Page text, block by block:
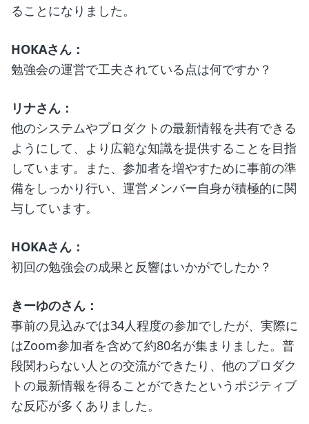
ることになりました。
HOKAさん：
勉強会の運営で工夫されている点は何ですか？
リナさん：
他のシステムやプロダクトの最新情報を共有できる
ようにして、より広範な知識を提供することを目指
しています。また、参加者を増やすために事前の準
備をしっかり行い、運営メンバー自身が積極的に関
与しています。
HOKAさん：
初回の勉強会の成果と反響はいかがでしたか？
きーゆのさん：
事前の見込みでは34人程度の参加でしたが、実際に
はZoom参加者を含めて約80名が集まりました。普
段関わらない人との交流ができたり、他のプロダク
トの最新情報を得ることができたというポジティブ
な反応が多くありました。